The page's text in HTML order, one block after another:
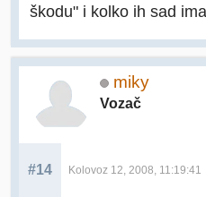
škodu" i kolko ih sad
miky
Vozač
#14 Kolovoz 12, 2008, 11:19:41